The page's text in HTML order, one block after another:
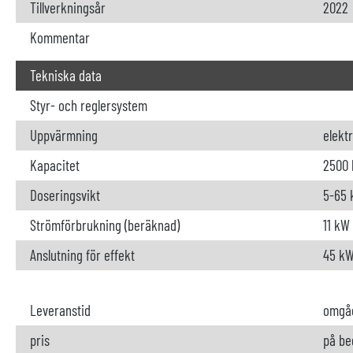
Tillverkningsår
2022
Kommentar
Tekniska data
Styr- och reglersystem
Uppvärmning
Kapacitet
2500
Doseringsvikt
5-65
Strömförbrukning (beräknad)
11 kW
Anslutning för effekt
45
Leveranstid
pris
på